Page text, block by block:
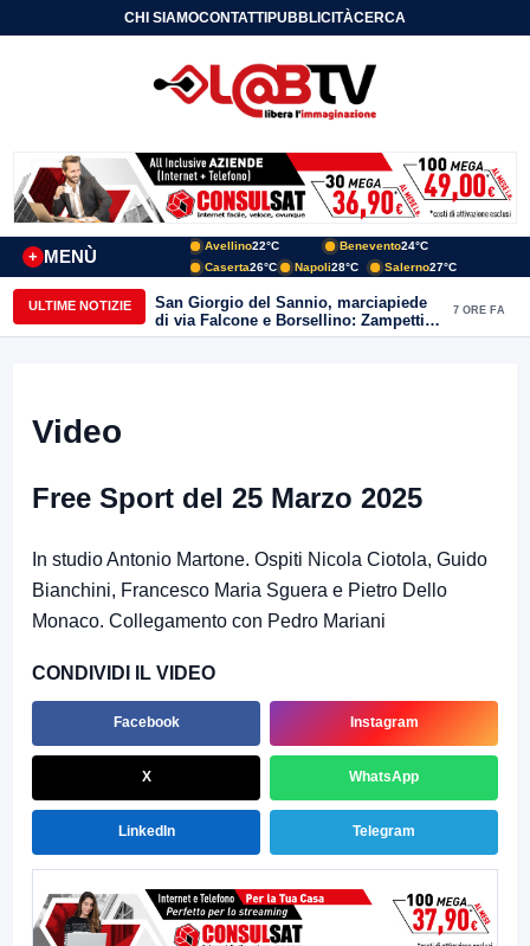
CHI SIAMOCONTATTIPUBBLICITÀCERCA
MENÙ
+
Avellino22°C Benevento24°C
Caserta26°C Napoli28°C Salerno27°C
ULTIME NOTIZIE
San Giorgio del Sannio, marciapiede
di via Falcone e Borsellino: Zampetti e
Lombardi replicano alle polemiche
7 ORE FA
Video
Free Sport del 25 Marzo 2025
In studio Antonio Martone. Ospiti Nicola Ciotola, Guido
Bianchini, Francesco Maria Sguera e Pietro Dello
Monaco. Collegamento con Pedro Mariani
CONDIVIDI IL VIDEO
Facebook Instagram
X WhatsApp
LinkedIn Telegram